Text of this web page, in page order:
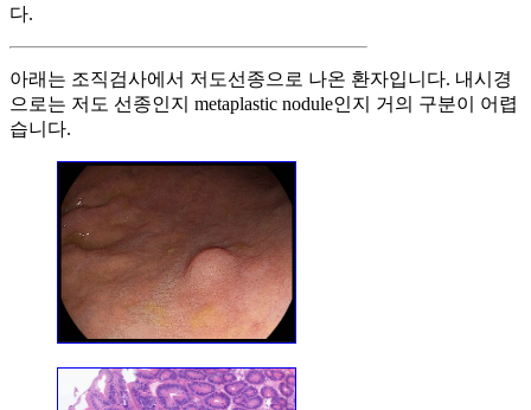
다.
아래는 조직검사에서 저도선종으로 나온 환자입니다. 내시경
으로는 저도 선종인지 metaplastic nodule인지 거의 구분이 어렵
습니다.